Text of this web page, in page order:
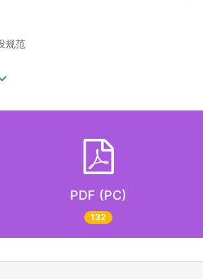
规范
PDF (PC)
132